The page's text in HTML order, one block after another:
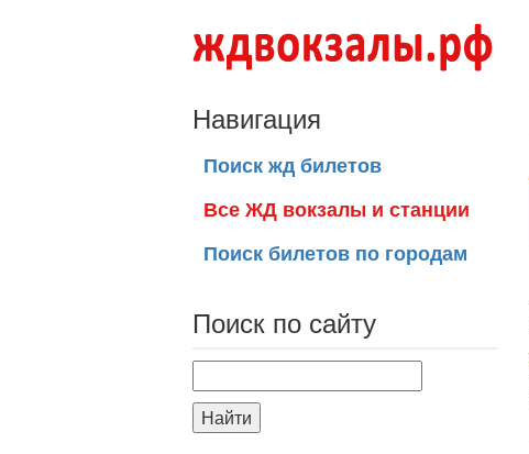
Навигация
Поиск жд билетов
Все ЖД вокзалы и станции
Поиск билетов по городам
Поиск по сайту
Найти